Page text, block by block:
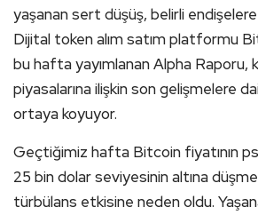
yaşanan sert düşüş, belirli
Dijital token alım satım platformu
bu hafta yayımlanan Alpha Raporu,
piyasalarına ilişkin son gelişmelere
ortaya koyuyor.
Geçtiğimiz hafta Bitcoin fiyatının
25 bin dolar seviyesinin altına
türbülans etkisine neden oldu.